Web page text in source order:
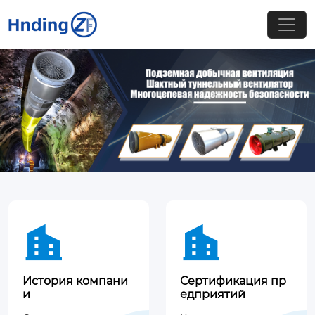

История компани
и

Сертификация пр
едприятий